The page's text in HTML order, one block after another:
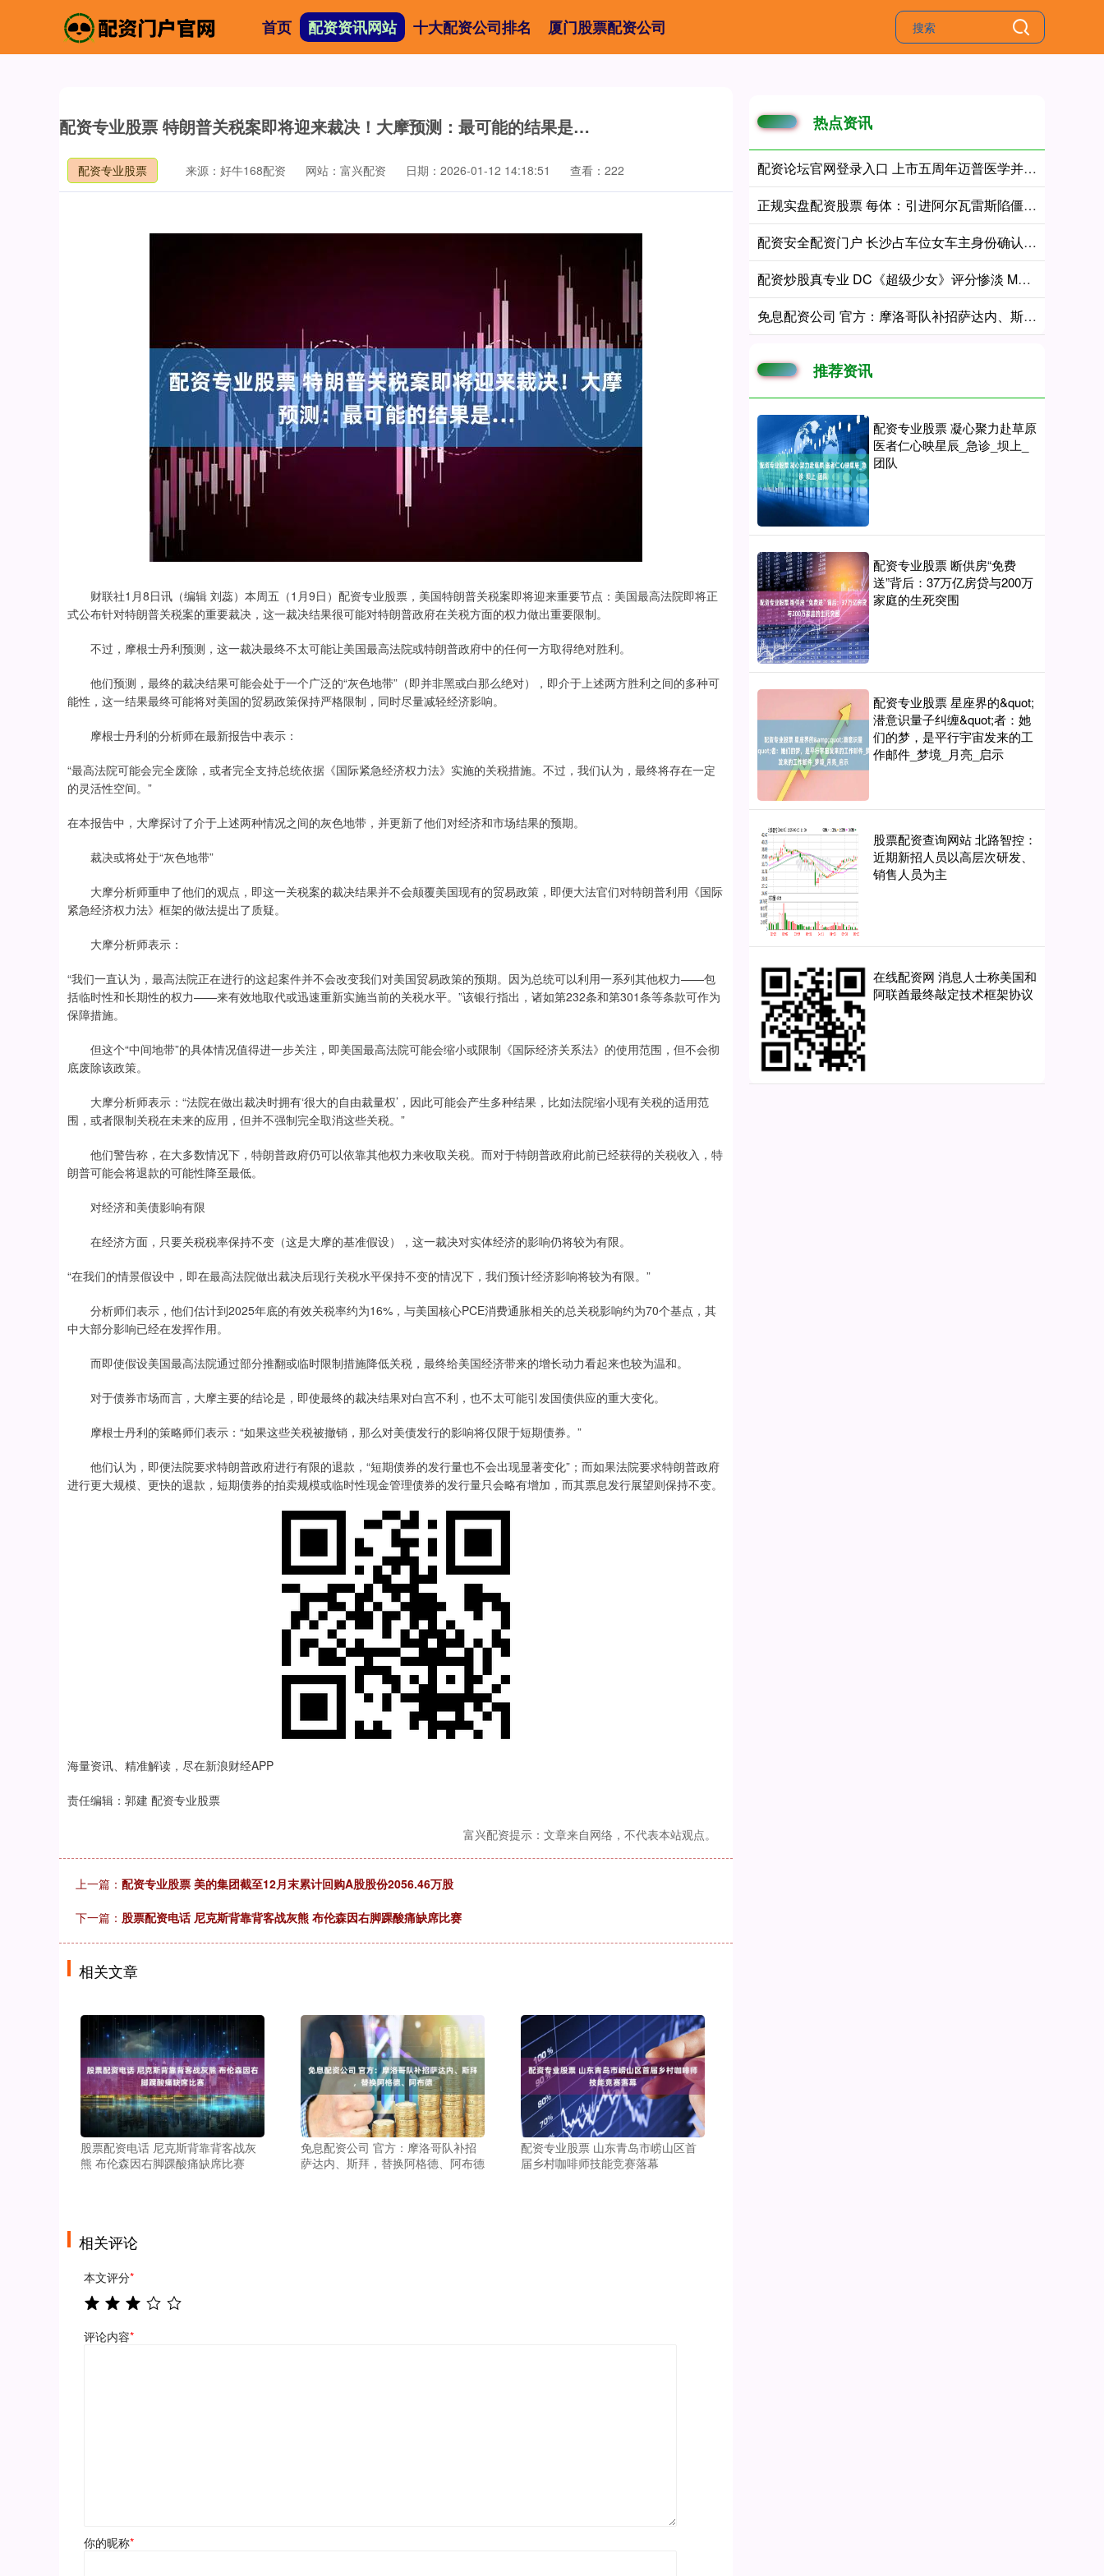
首页 配资资讯网站 十大配资公司排名 厦门股票配资公司
配资专业股票 特朗普关税案即将迎来裁决！大摩预测：最可能的结果是…
配资专业股票 来源：好牛168配资 网站：富兴配资 日期：2026-01-12 14:18:51 查看：222
财联社1月8日讯（编辑 刘蕊）本周五（1月9日）配资专业股票，美国特朗普关税案即将迎来重要节点：美国最高法院即将正
式公布针对特朗普关税案的重要裁决，这一裁决结果很可能对特朗普政府在关税方面的权力做出重要限制。
不过，摩根士丹利预测，这一裁决最终不太可能让美国最高法院或特朗普政府中的任何一方取得绝对胜利。
他们预测，最终的裁决结果可能会处于一个广泛的“灰色地带”（即并非黑或白那么绝对），即介于上述两方胜利之间的多种可
能性，这一结果最终可能将对美国的贸易政策保持严格限制，同时尽量减轻经济影响。
摩根士丹利的分析师在最新报告中表示：
“最高法院可能会完全废除，或者完全支持总统依据《国际紧急经济权力法》实施的关税措施。不过，我们认为，最终将存在一定
的灵活性空间。”
在本报告中，大摩探讨了介于上述两种情况之间的灰色地带，并更新了他们对经济和市场结果的预期。
裁决或将处于“灰色地带”
大摩分析师重申了他们的观点，即这一关税案的裁决结果并不会颠覆美国现有的贸易政策，即便大法官们对特朗普利用《国际
紧急经济权力法》框架的做法提出了质疑。
大摩分析师表示：
“我们一直认为，最高法院正在进行的这起案件并不会改变我们对美国贸易政策的预期。因为总统可以利用一系列其他权力——包
括临时性和长期性的权力——来有效地取代或迅速重新实施当前的关税水平。”该银行指出，诸如第232条和第301条等条款可作为
保障措施。
但这个“中间地带”的具体情况值得进一步关注，即美国最高法院可能会缩小或限制《国际经济关系法》的使用范围，但不会彻
底废除该政策。
大摩分析师表示：“法院在做出裁决时拥有‘很大的自由裁量权’，因此可能会产生多种结果，比如法院缩小现有关税的适用范
围，或者限制关税在未来的应用，但并不强制完全取消这些关税。”
他们警告称，在大多数情况下，特朗普政府仍可以依靠其他权力来收取关税。而对于特朗普政府此前已经获得的关税收入，特
朗普可能会将退款的可能性降至最低。
对经济和美债影响有限
在经济方面，只要关税税率保持不变（这是大摩的基准假设），这一裁决对实体经济的影响仍将较为有限。
“在我们的情景假设中，即在最高法院做出裁决后现行关税水平保持不变的情况下，我们预计经济影响将较为有限。”
分析师们表示，他们估计到2025年底的有效关税率约为16%，与美国核心PCE消费通胀相关的总关税影响约为70个基点，其
中大部分影响已经在发挥作用。
而即使假设美国最高法院通过部分推翻或临时限制措施降低关税，最终给美国经济带来的增长动力看起来也较为温和。
对于债券市场而言，大摩主要的结论是，即使最终的裁决结果对白宫不利，也不太可能引发国债供应的重大变化。
摩根士丹利的策略师们表示：“如果这些关税被撤销，那么对美债发行的影响将仅限于短期债券。”
他们认为，即便法院要求特朗普政府进行有限的退款，“短期债券的发行量也不会出现显著变化”；而如果法院要求特朗普政府
进行更大规模、更快的退款，短期债券的拍卖规模或临时性现金管理债券的发行量只会略有增加，而其票息发行展望则保持不变。
海量资讯、精准解读，尽在新浪财经APP
责任编辑：郭建 配资专业股票
富兴配资提示：文章来自网络，不代表本站观点。
上一篇： 配资专业股票 美的集团截至12月末累计回购A股股份2056.46万股
下一篇： 股票配资电话 尼克斯背靠背客战灰熊 布伦森因右脚踝酸痛缺席比赛
相关文章
股票配资电话 尼克斯背靠背客战灰
熊 布伦森因右脚踝酸痛缺席比赛
免息配资公司 官方：摩洛哥队补招
萨达内、斯拜，替换阿格德、阿布德
配资专业股票 山东青岛市崂山区首
届乡村咖啡师技能竞赛落幕
相关评论
本文评分*
评论内容*
你的昵称*
热点资讯
配资论坛官网登录入口 上市五周年迈普医学并购易介医疗获批，正式切入百亿神经介入赛道
正规实盘配资股票 每体：引进阿尔瓦雷斯陷僵局，巴萨已开始考察其他备选方案
配资安全配资门户 长沙占车位女车主身份确认为公职人员，23年刚考试上岸，短短2年就升任副处长
配资炒股真专业 DC《超级少女》评分惨淡 M站均分仅为49
免息配资公司 官方：摩洛哥队补招萨达内、斯拜，替换阿格德、阿布德
推荐资讯
配资专业股票 凝心聚力赴草原
医者仁心映星辰_急诊_坝上_
团队
配资专业股票 断供房“免费
送”背后：37万亿房贷与200万
家庭的生死突围
配资专业股票 星座界的&quot;
潜意识量子纠缠&quot;者：她
们的梦，是平行宇宙发来的工
作邮件_梦境_月亮_启示
股票配资查询网站 北路智控：
近期新招人员以高层次研发、
销售人员为主
在线配资网 消息人士称美国和
阿联酋最终敲定技术框架协议